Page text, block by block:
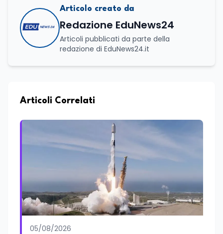
Articolo creato da
Redazione EduNews24
Articoli pubblicati da parte della
redazione di EduNews24.it
Articoli Correlati
05/08/2026